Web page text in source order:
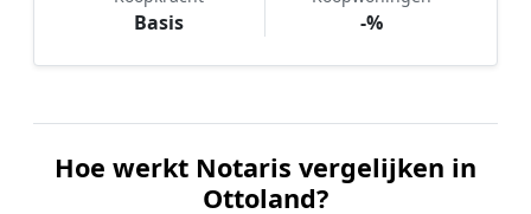
Basis -%
Hoe werkt Notaris vergelijken in
Ottoland?